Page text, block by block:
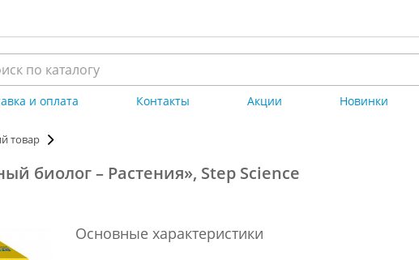
и оплата Контакты Акции Новинки
товар
биолог – Растения», Step Science
Основные характеристики